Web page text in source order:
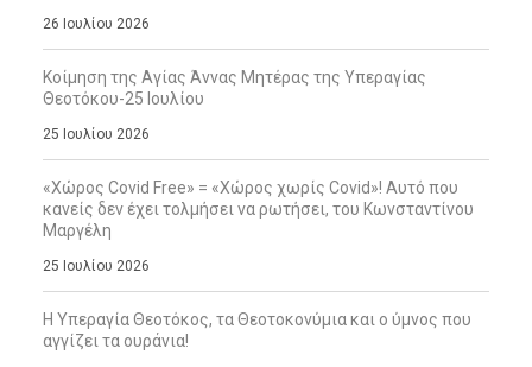
26 Ιουλίου 2026
Κοίμηση της Αγίας Άννας Μητέρας της Υπεραγίας
Θεοτόκου-25 Ιουλίου
25 Ιουλίου 2026
«Χώρος Covid Free» = «Χώρος χωρίς Covid»! Αυτό που
κανείς δεν έχει τολμήσει να ρωτήσει, του Κωνσταντίνου
Μαργέλη
25 Ιουλίου 2026
Η Υπεραγία Θεοτόκος, τα Θεοτοκονύμια και ο ύμνος που
αγγίζει τα ουράνια!